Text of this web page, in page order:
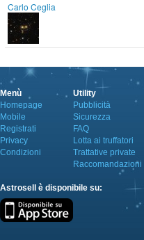
Carlo Ceglia
Menù
Homepage
Mobile
Registrati
Privacy
Condizioni
Utility
Pubblicità
Sicurezza
FAQ
Lotta ai truffatori
Trattative private
Raccomandazioni
Astrosell è disponibile su: